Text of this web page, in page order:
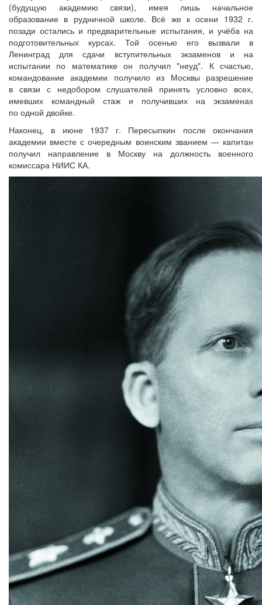
(будущую академию связи), имея лишь начальное
образование в рудничной школе. Всё же к осени 1932 г.
позади остались и предварительные испытания, и учёба на
подготовительных курсах. Той осенью его вызвали в
Ленинград для сдачи вступительных экзаменов и на
испытании по математике он получил "неуд". К счастью,
командование академии получило из Москвы разрешение
в связи с недобором слушателей принять условно всех,
имевших командный стаж и получивших на экзаменах
по одной двойке.
Наконец, в июне 1937 г. Пересыпкин после окончания
академии вместе с очередным воинским званием — капитан
получил направление в Москву на должность военного
комиссара НИИС КА.